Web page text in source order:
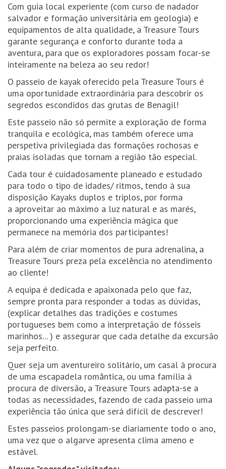
Com guia local experiente (com curso de nadador
salvador e formação universitária em geologia) e
equipamentos de alta qualidade, a Treasure Tours
garante segurança e conforto durante toda a
aventura, para que os exploradores possam focar-se
inteiramente na beleza ao seu redor!
O passeio de kayak oferecido pela Treasure Tours é
uma oportunidade extraordinária para descobrir os
segredos escondidos das grutas de Benagil!
Este passeio não só permite a exploração de forma
tranquila e ecológica, mas também oferece uma
perspetiva privilegiada das formações rochosas e
praias isoladas que tornam a região tão especial.
Cada tour é cuidadosamente planeado e estudado
para todo o tipo de idades/ ritmos, tendo à sua
disposição Kayaks duplos e triplos, por forma
a aproveitar ao máximo a luz natural e as marés,
proporcionando uma experiência mágica que
permanece na memória dos participantes!
Para além de criar momentos de pura adrenalina, a
Treasure Tours preza pela excelência no atendimento
ao cliente!
A equipa é dedicada e apaixonada pelo que faz,
sempre pronta para responder a todas as dúvidas,
(explicar detalhes das tradições e costumes
portugueses bem como a interpretação de fósseis
marinhos... ) e assegurar que cada detalhe da excursão
seja perfeito.
Quer seja um aventureiro solitário, um casal à procura
de uma escapadela romântica, ou uma família à
procura de diversão, a Treasure Tours adapta-se a
todas as necessidades, fazendo de cada passeio uma
experiência tão única que será difícil de descrever!
Estes passeios prolongam-se diariamente todo o ano,
uma vez que o algarve apresenta clima ameno e
estável.